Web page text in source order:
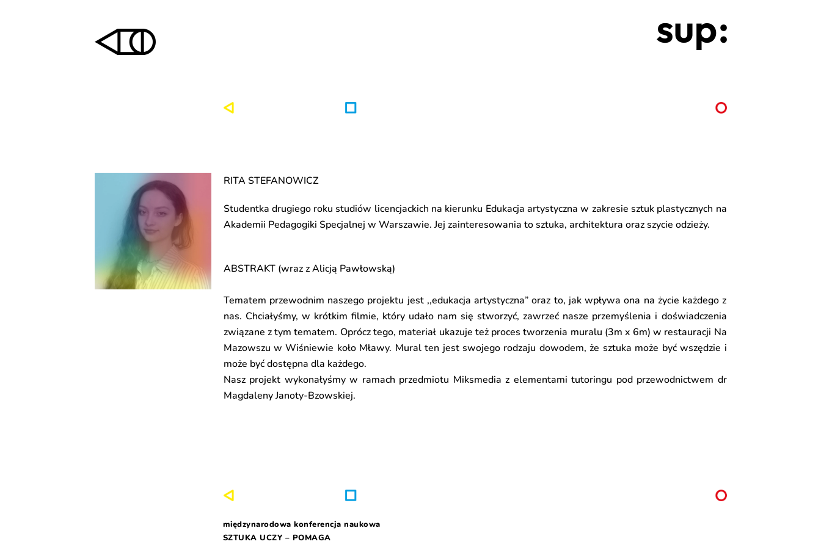
RITA STEFANOWICZ
Studentka drugiego rokustudiów licencjackich na kierunku Edukacja artystyczna w zakresie sztuk plastycznych na
Akademii Pedagogiki Specjalnej w Warszawie. Jej zainteresowania to sztuka, architektura oraz szycie odzieży.
ABSTRAKT (wraz z Alicją Pawłowską)
Tematem przewodnim naszego projektu jest ,,edukacja artystyczna” oraz to, jak wpływa ona na życie każdego z
nas. Chciałyśmy, w krótkim filmie, który udało nam się stworzyć, zawrzeć nasze przemyślenia i doświadczenia
związane z tym tematem. Oprócz tego, materiał ukazuje też proces tworzenia muralu (3m x 6m) w restauracji Na
Mazowszu w Wiśniewie koło Mławy. Mural ten jest swojego rodzaju dowodem, że sztuka może być wszędzie i
może być dostępna dla każdego.
Nasz projekt wykonałyśmy w ramach przedmiotu Miksmedia z elementami tutoringu pod przewodnictwem dr
Magdaleny Janoty-Bzowskiej.
międzynarodowa konferencja naukowa
SZTUKA UCZY – POMAGA